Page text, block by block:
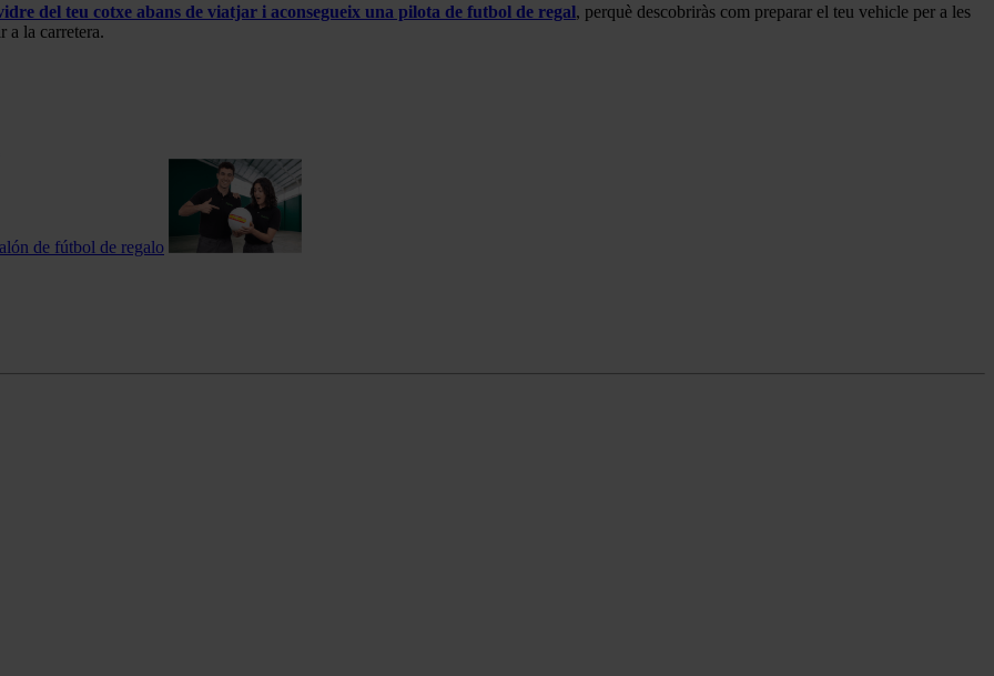
del teu cotxe abans de viatjar i aconsegueix una pilota de futbol de regal, perquè descobriràs com preparar el teu vehicle per a les
a la carretera.
de fútbol de regalo